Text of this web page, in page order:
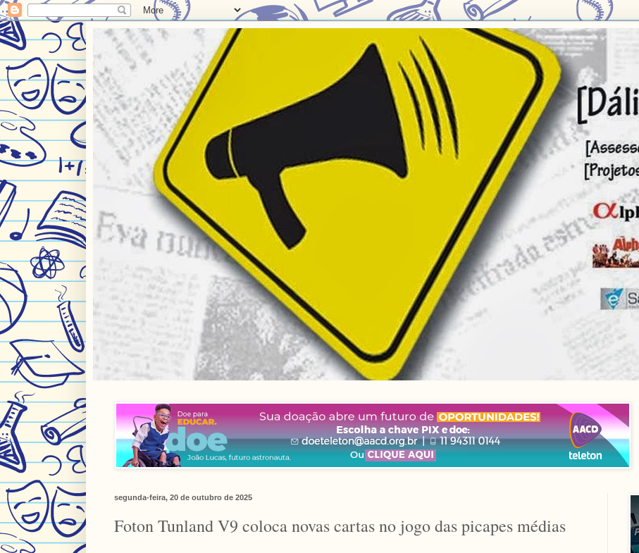
segunda-feira, 20 de outubro de 2025
Foton Tunland V9 coloca novas cartas no jogo das picapes médias